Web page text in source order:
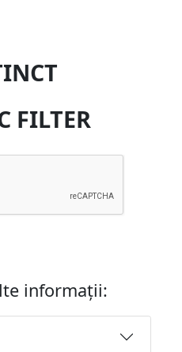
FILTER
informații: